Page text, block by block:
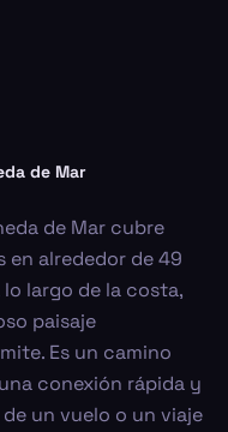
de Mar
de Mar cubre
en alrededor de 49
largo de la costa,
paisaje
Es un camino
conexión rápida y
un vuelo o un viaje